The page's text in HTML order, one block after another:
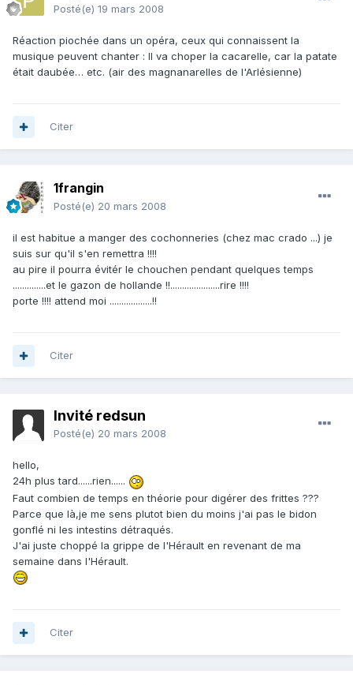
Posté(e) 19 mars 2008
Réaction piochée dans un opéra, ceux qui connaissent la
musique peuvent chanter : Il va choper la cacarelle, car la patate
était daubée… etc. (air des magnanarelles de l'Arlésienne)
Citer
1frangin
Posté(e) 20 mars 2008
il est habitue a manger des cochonneries (chez mac crado ...) je
suis sur qu'il s'en remettra !!!!
au pire il pourra évitér le chouchen pendant quelques temps
..............et le gazon de hollande !!.....................rire !!!!
porte !!!! attend moi ..................!!
Citer
Invité redsun
Posté(e) 20 mars 2008
hello,
24h plus tard......rien......
Faut combien de temps en théorie pour digérer des frittes ???
Parce que là,je me sens plutot bien du moins j'ai pas le bidon
gonflé ni les intestins détraqués.
J'ai juste choppé la grippe de l'Hérault en revenant de ma
semaine dans l'Hérault.
Citer